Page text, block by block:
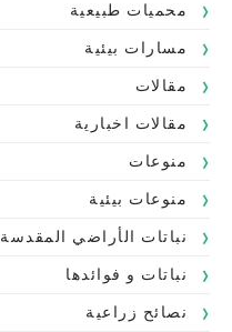
محميات طبيعية
مسارات بيئية
مقالات
مقالات اخبارية
منوعات
منوعات بيئية
نباتات الأراضي المقدسة
نباتات و فوائدها
نصائح زراعية